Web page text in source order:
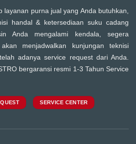
layanan purna jual yang Anda butuhkan,
handal & ketersediaan suku cadang
Anda mengalami kendala, segera
menjadwalkan kunjungan teknisi
adanya service request dari Anda.
bergaransi resmi 1-3 Tahun Service
SERVICE CENTER